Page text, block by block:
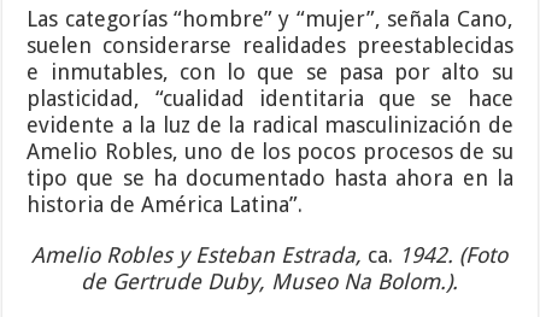
Las categorías “hombre” y “mujer”, señala Cano,
suelen considerarse realidades preestablecidas
e inmutables, con lo que se pasa por alto su
plasticidad, “cualidad identitaria que se hace
evidente a la luz de la radical masculinización de
Amelio Robles, uno de los pocos procesos de su
tipo que se ha documentado hasta ahora en la
historia de América Latina”.
Amelio Robles y Esteban Estrada, ca. 1942. (Foto
de Gertrude Duby, Museo Na Bolom.).